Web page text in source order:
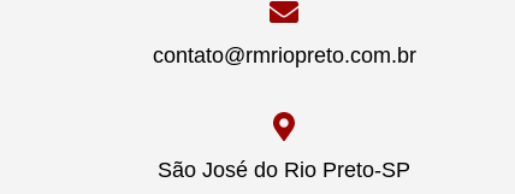
contato@rmriopreto.com.br
São José do Rio Preto-SP